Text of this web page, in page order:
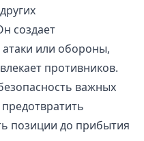
создает
или обороны,
противников.
важных
позиции до прибытия